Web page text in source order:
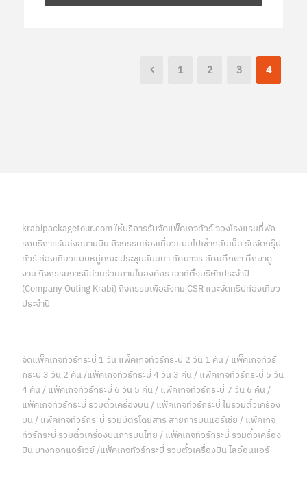
1 2 3 4
krabipackagetour.com ให้บริการรับจัดแพ็คเกจทัวร์ จองโรงแรมที่พัก
รถบริการรับส่งสนามบิน กิจกรรมท่องเที่ยวแบบไปเช้ากลับเย็น รับจัดกรุ๊ป
ทัวร์ ท่องเที่ยวแบบหมู่คณะ ประชุมสัมมนา ทัศนาจร ทัศนศึกษา ศึกษาดู
งาน กิจกรรมการมีส่วนร่วมภายในองค์กร เอาท์ติ้งบริษัทประจำปี
(Company Outing Krabi) กิจกรรมเพื่อสังคม CSR และจัดทริปท่องเที่ยว
ประจำปี
จัดแพ็คเกจทัวร์กระบี่ 1 วัน แพ็คเกจทัวร์กระบี่ 2 วัน 1 คืน / แพ็คเกจทัวร์
กระบี่ 3 วัน 2 คืน /แพ็คเกจทัวร์กระบี่ 4 วัน 3 คืน / แพ็คเกจทัวร์กระบี่ 5 วัน
4 คืน / แพ็คเกจทัวร์กระบี่ 6 วัน 5 คืน / แพ็คเกจทัวร์กระบี่ 7 วัน 6 คืน /
แพ็คเกจทัวร์กระบี่ รวมตั๋วเครื่องบิน / แพ็คเกจทัวร์กระบี่ ไม่รวมตั๋วเครื่อง
บิน / แพ็คเกจทัวร์กระบี่ รวมบัตรโดยสาร สายการบินแอร์เชีย / แพ็คเกจ
ทัวร์กระบี่ รวมตั๋วเครื่องบินการบินไทย / แพ็คเกจทัวร์กระบี่ รวมตั๋วเครื่อง
บิน บางกอกแอร์เวย์ /แพ็คเกจทัวร์กระบี่ รวมตั๋วเครื่องบิน ไลอ้อนแอร์